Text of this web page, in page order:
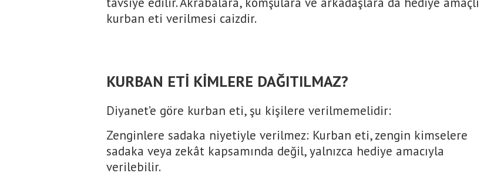
kurban eti verilmesi caizdir.
KURBAN ETİ KİMLERE DAĞITILMAZ?
Diyanet’e göre kurban eti, şu kişilere verilmemelidir:
Zenginlere sadaka niyetiyle verilmez: Kurban eti, zengin kimselere
sadaka veya zekât kapsamında değil, yalnızca hediye amacıyla
verilebilir.